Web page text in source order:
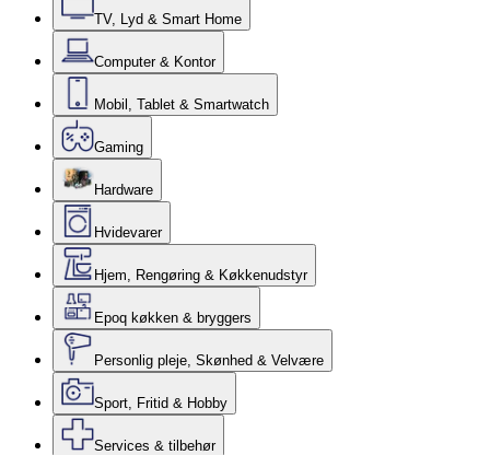
TV, Lyd & Smart Home
Computer & Kontor
Mobil, Tablet & Smartwatch
Gaming
Hardware
Hvidevarer
Hjem, Rengøring & Køkkenudstyr
Epoq køkken & bryggers
Personlig pleje, Skønhed & Velvære
Sport, Fritid & Hobby
Services & tilbehør